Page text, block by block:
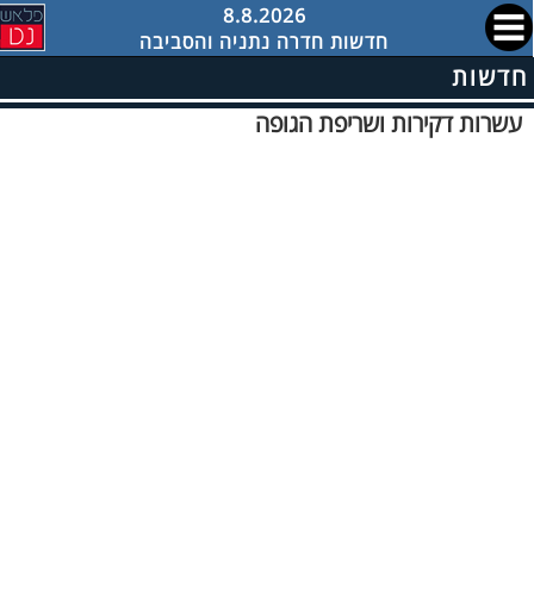
8.8.2026
חדשות חדרה נתניה והסביבה
חדשות
עשרות דקירות ושריפת הגופה